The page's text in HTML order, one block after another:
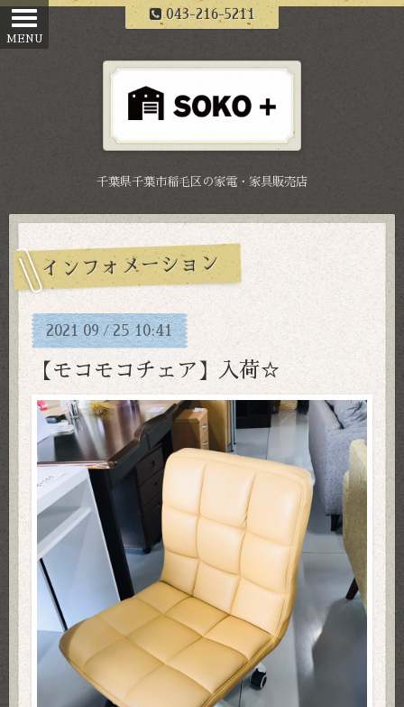
043-216-5211
千葉県千葉市稲毛区の家電・家具販売店
インフォメーション
2021 09/25 10:41
【モコモコチェア】入荷☆